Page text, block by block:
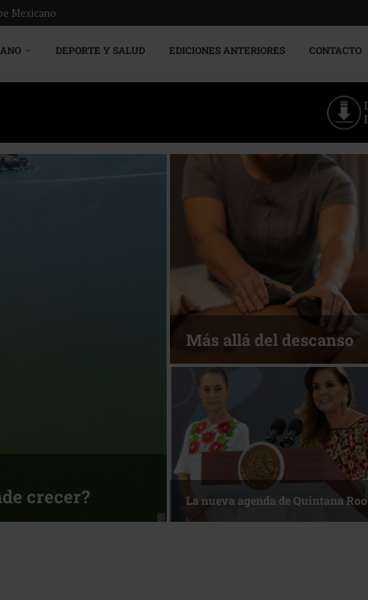
Mexicano
DEPORTE Y SALUD EDICIONES ANTERIORES CONTACTO
crecer?
Más allá del descanso
La nueva agenda de Quintana Roo